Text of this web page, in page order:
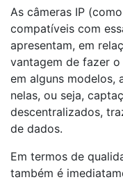
As câmeras IP
compatíveis com
apresentam, em
vantagem de fazer
em alguns modelos,
nelas, ou seja,
descentralizados,
de dados.
Em termos de
também é